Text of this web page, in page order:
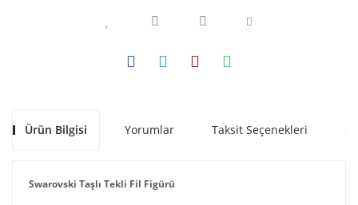
Ürün Bilgisi Yorumlar Taksit Seçenekleri
Swarovski Taşlı Tekli Fil Figürü